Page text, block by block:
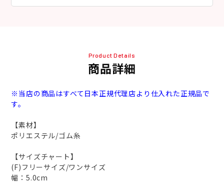
Product Details
商品詳細
※当店の商品はすべて日本正規代理店より仕入れた正規品で
す。
【素材】
ポリエステル/ゴム糸
【サイズチャート】
(F)フリーサイズ/ワンサイズ
幅：5.0cm